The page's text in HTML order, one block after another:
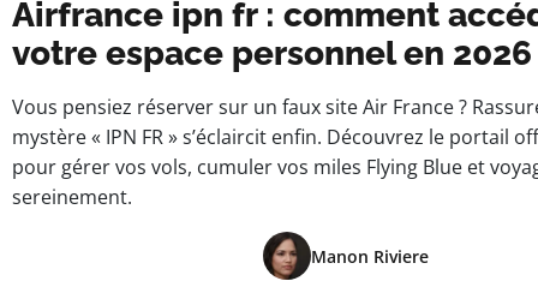
Airfrance ipn fr : comment
votre espace personnel en 2026
Vous pensiez réserver sur un faux site Air France ?
mystère « IPN FR » s’éclaircit enfin. Découvrez le portail
pour gérer vos vols, cumuler vos miles Flying Blue et
sereinement.
Manon Riviere